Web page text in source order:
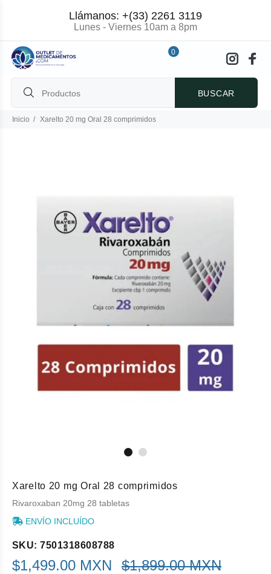
Llámanos: +(33) 2261 3119
Lunes - Viernes 10am a 8pm
0
BUSCAR
Inicio Xarelto 20 mg Oral 28 comprimidos
Xarelto 20 mg Oral 28 comprimidos
Rivaroxaban 20mg 28 tabletas
ENVÍO INCLUÍDO
SKU: 7501318608788
$1,499.00 MXN $1,899.00 MXN